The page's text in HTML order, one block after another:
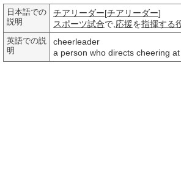
日本語での
説明
チアリーダー[チアリーダー]
スポーツ試合で, 応援を指揮する
英語での説
明
cheerleader
a person who directs cheering